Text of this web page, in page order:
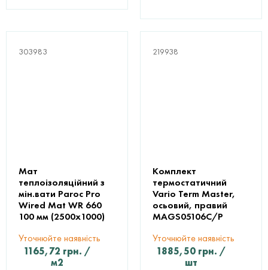
303983
Мат
теплоізоляційний з
мін.вати Paroc Pro
Wired Mat WR 660
100 мм (2500х1000)
Уточнюйте наявність
1165,72 грн. /
м2
219938
Комплект
термостатичний
Vario Term Master,
осьовий, правий
MAGS05106C/P
Уточнюйте наявність
1885,50 грн. /
шт